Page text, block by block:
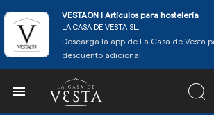
VESTAON l Artículos para hostelería
LA CASA DE VESTA SL.
Descarga la app de La Casa de Vesta
descuento adicional.
